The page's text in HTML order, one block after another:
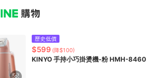
歷史低價
$599 (降$100)
KINYO 手持小巧掛燙機-粉 HMH-8460